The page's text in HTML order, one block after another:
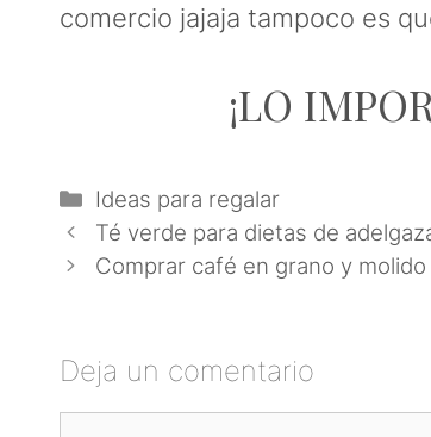
comercio jajaja tampoco es
¡LO
Categorías
Ideas para regalar
Té verde para dietas de
Comprar café en grano y molido
Deja un comentario